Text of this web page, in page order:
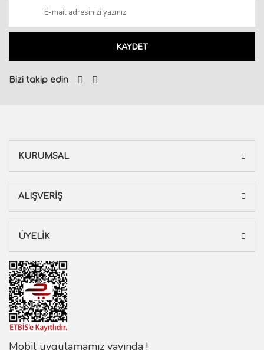
KAYDET
Bizi takip edin
KURUMSAL
ALIŞVERİŞ
ÜYELİK
Mobil uygulamamız yayında !